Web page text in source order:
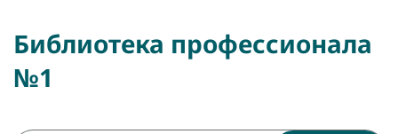
Библиотека профессионала
№1